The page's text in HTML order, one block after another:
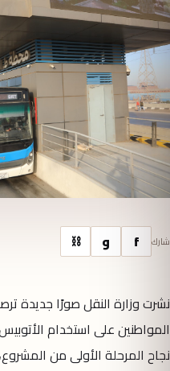
شارك f و ⛓
نشرت وزارة النقل صورًا جديدة
نجاح المرحلة الأولى من